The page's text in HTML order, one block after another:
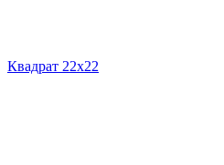
Квадрат 22х22